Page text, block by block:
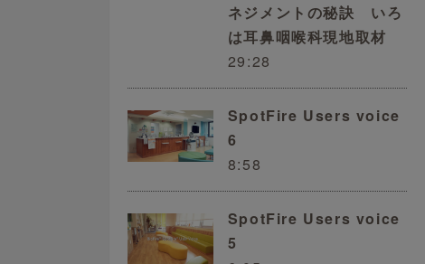
ネジメントの秘訣 いろ
は耳鼻咽喉科現地取材
29:28
SpotFire Users voice
6
8:58
SpotFire Users voice
5